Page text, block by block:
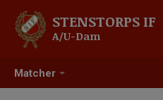
Matcher
STENSTORPS IF
A/U-Dam